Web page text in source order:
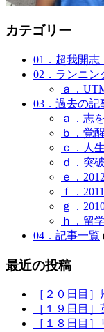
カテゴリー
01．超我開志
02．ランニン
ａ．
03．過去の記
ａ．志
ｂ．覚
ｃ．人
ｄ．突
ｅ．
ｆ．
ｇ．
ｈ．留
04．記事一覧
最近の投稿
［２０日目］
［１９日目
［１８日目